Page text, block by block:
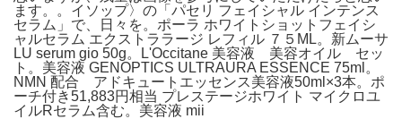
ます。。イソップ〉の「パセリ フェイシャル インテンス
セラム」で、日々を。ポーラ ホワイトショットフェイシ
ャルセラム エクストララージ レフィル ７５ML。新ムーサ
LU serum gio 50g。L'Occitane 美容液 美容オイル セッ
ト。美容液 GENOPTICS ULTRAURA ESSENCE 75ml。
NMN 配合 アドキュートエッセンス美容液50ml×3本。ポ
ーチ付き51,883円相当 プレステージホワイト マイクロユ
イルRセラム含む。美容液 mii